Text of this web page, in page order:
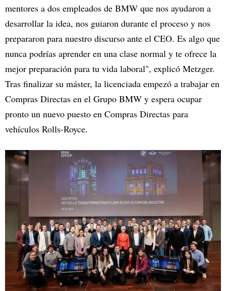
mentores a dos empleados de BMW que nos ayudaron a
desarrollar la idea, nos guiaron durante el proceso y nos
prepararon para nuestro discurso ante el CEO. Es algo que
nunca podrías aprender en una clase normal y te ofrece la
mejor preparación para tu vida laboral", explicó Metzger.
Tras finalizar su máster, la licenciada empezó a trabajar en
Compras Directas en el Grupo BMW y espera ocupar
pronto un nuevo puesto en Compras Directas para
vehículos Rolls-Royce.